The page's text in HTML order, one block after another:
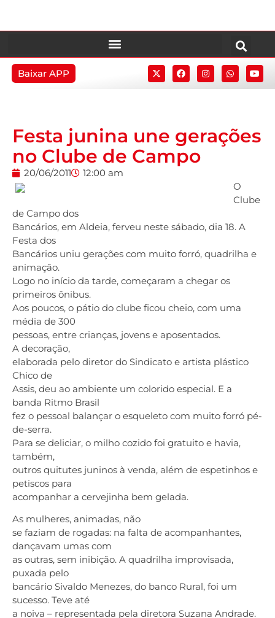
Baixar APP
Festa junina une gerações
no Clube de Campo
20/06/2011
12:00 am
O
Clube
de Campo dos
Bancários, em Aldeia, ferveu neste sábado, dia 18. A
Festa dos
Bancários uniu gerações com muito forró, quadrilha e
animação.
Logo no início da tarde, começaram a chegar os
primeiros ônibus.
Aos poucos, o pátio do clube ficou cheio, com uma
média de 300
pessoas, entre crianças, jovens e aposentados.
A decoração,
elaborada pelo diretor do Sindicato e artista plástico
Chico de
Assis, deu ao ambiente um colorido especial. E a
banda Ritmo Brasil
fez o pessoal balançar o esqueleto com muito forró pé-
de-serra.
Para se deliciar, o milho cozido foi gratuito e havia,
também,
outros quitutes juninos à venda, além de espetinhos e
petiscos para
acompanhar a cervejinha bem gelada.
As mulheres, animadas, não
se faziam de rogadas: na falta de acompanhantes,
dançavam umas com
as outras, sem inibição. A quadrilha improvisada,
puxada pelo
bancário Sivaldo Menezes, do banco Rural, foi um
sucesso. Teve até
a noiva – representada pela diretora Suzana Andrade.